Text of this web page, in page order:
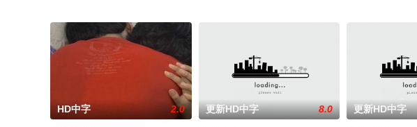
HD中字 2.0 更新HD中字 8.0 更新HD中字